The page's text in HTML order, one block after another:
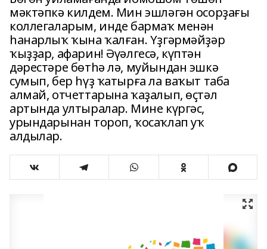
мәктәпкә килдем. Мин эшләгән осорҙағы
коллегаларым, инде бармаҡ менән
һанарлыҡ ҡына ҡалған. Үҙгәрмәйҙәр
ҡыҙҙар, афарин! Әүәлгесә, күптән
дәрестәре бөтһә лә, муйындан эшкә
сумып, бер һүҙ ҡатырға ла ваҡыт таба
алмай, отчеттарына ҡаҙалып, өҫтәл
артында ултыралар. Мине күргәс,
урындарынан тороп, ҡосаҡлап уҡ
алдылар.